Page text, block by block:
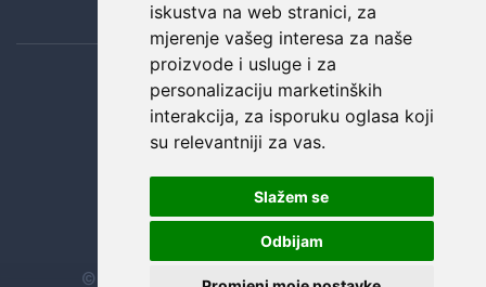
iskustva na web stranici, za
mjerenje vašeg interesa za naše
proizvode i usluge i za
personalizaciju marketinških
interakcija, za isporuku oglasa koji
su relevantniji za vas.
Slažem se
Odbijam
© Sva prava zadržana. Dopi grupa d.o.o.